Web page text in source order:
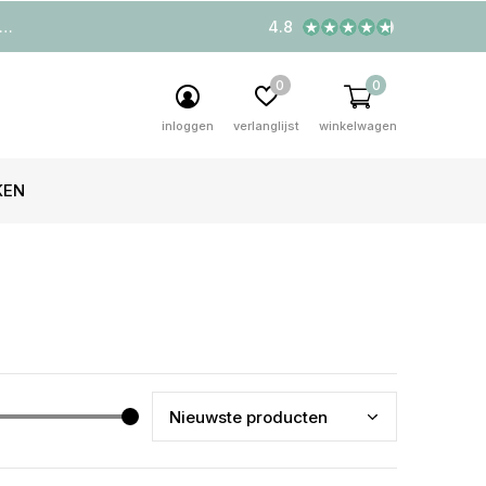
inloggen verlanglijst
0
winkelwagen
0
4.8